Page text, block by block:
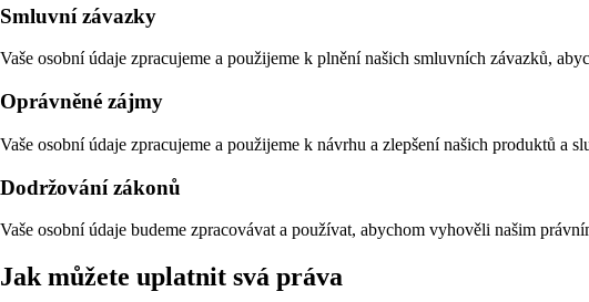
Smluvní závazky
Vaše osobní údaje zpracujeme a použijeme k plnění našich smluvních závazků,
Oprávněné zájmy
Vaše osobní údaje zpracujeme a použijeme k návrhu a zlepšení našich produktů
Dodržování zákonů
Vaše osobní údaje budeme zpracovávat a používat, abychom vyhověli našim
Jak můžete uplatnit svá práva